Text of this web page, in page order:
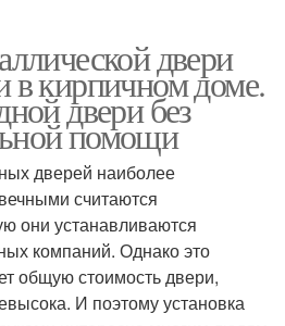
двери
в кирпичном доме.
двери без
помощи
дверей наиболее
считаются
они устанавливаются
компаний. Однако это
общую стоимость двери,
И поэтому установка